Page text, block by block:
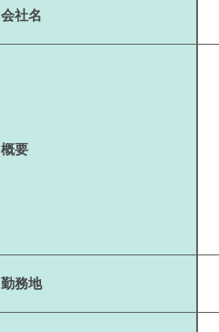
会社名
概要
勤務地